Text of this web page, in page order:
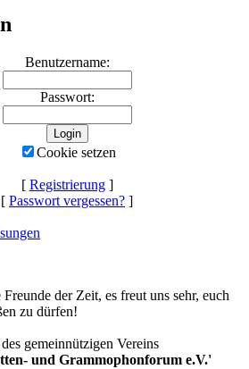
Benutzername:
Passwort:
Cookie setzen
[ Registrierung]
[ Passwort vergessen? ]
der Zeit, es freut uns sehr, euch
zu dürfen!
gemeinnützigen Vereins
und Grammophonforum e.V.'